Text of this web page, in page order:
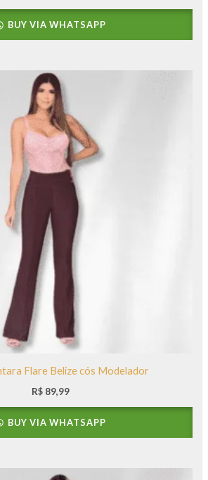
BUY VIA WHATSAPP
Flare Belize cós Modelador
R$ 89,99
BUY VIA WHATSAPP